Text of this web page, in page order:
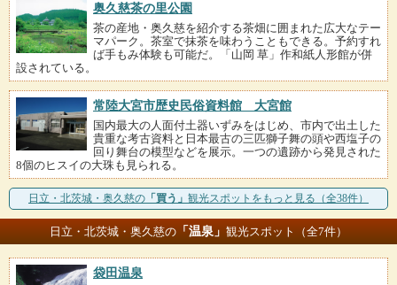
奥久慈茶の里公園
茶の産地・奥久慈を紹介する茶畑に囲まれた広大なテー
マパーク。茶室で抹茶を味わうこともできる。予約すれ
ば手もみ体験も可能だ。「山岡 草」作和紙人形館が併
設されている。
常陸大宮市歴史民俗資料館 大宮館
国内最大の人面付土器いずみをはじめ、市内で出土した
貴重な考古資料と日本最古の三匹獅子舞の頭や西塩子の
回り舞台の模型などを展示。一つの遺跡から発見された
8個のヒスイの大珠も見られる。
日立・北茨城・奥久慈の 「買う」 観光スポットをもっと見る（全38件）
日立・北茨城・奥久慈の 「温泉」 観光スポット（全7件）
袋田温泉